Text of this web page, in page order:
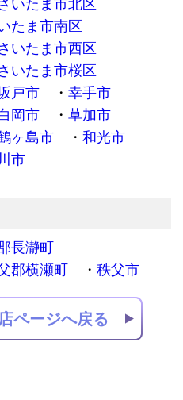
いたま市北区
たま市南区
いたま市西区
いたま市桜区
戸市
幸手市
岡市
草加市
ヶ島市
和光市
市
長瀞町
郡横瀬町 秩父市
ページへ戻る